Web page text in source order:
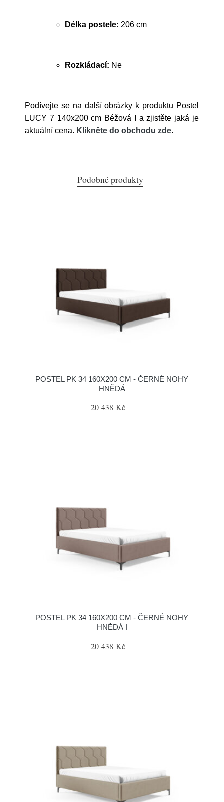
Délka postele: 206 cm
Rozkládací: Ne
Podívejte se na další obrázky k produktu Postel
LUCY 7 140x200 cm Béžová I a zjistěte jaká je
aktuální cena. Klikněte do obchodu zde.
Podobné produkty
POSTEL PK 34 160X200 CM - ČERNÉ NOHY
HNĚDÁ
20 438 Kč
POSTEL PK 34 160X200 CM - ČERNÉ NOHY
HNĚDÁ I
20 438 Kč